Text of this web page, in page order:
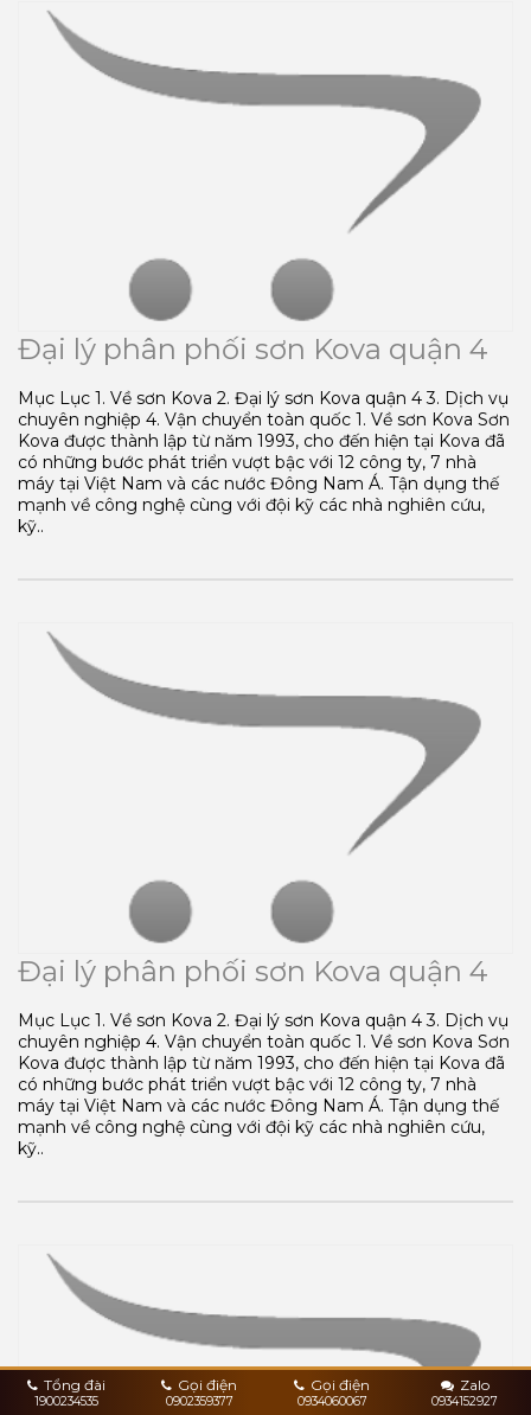
Đại lý phân phối sơn Kova quận 4
Mục Lục 1. Về sơn Kova 2. Đại lý sơn Kova quận 4 3. Dịch vụ
chuyên nghiệp 4. Vận chuyển toàn quốc 1. Về sơn Kova Sơn
Kova được thành lập từ năm 1993, cho đến hiện tại Kova đã
có những bước phát triển vượt bậc với 12 công ty, 7 nhà
máy tại Việt Nam và các nước Đông Nam Á. Tận dụng thế
mạnh về công nghệ cùng với đội kỹ các nhà nghiên cứu,
kỹ..
Đại lý phân phối sơn Kova quận 4
Mục Lục 1. Về sơn Kova 2. Đại lý sơn Kova quận 4 3. Dịch vụ
chuyên nghiệp 4. Vận chuyển toàn quốc 1. Về sơn Kova Sơn
Kova được thành lập từ năm 1993, cho đến hiện tại Kova đã
có những bước phát triển vượt bậc với 12 công ty, 7 nhà
máy tại Việt Nam và các nước Đông Nam Á. Tận dụng thế
mạnh về công nghệ cùng với đội kỹ các nhà nghiên cứu,
kỹ..
Tổng đài
1900234535
Gọi điện
0902359377
Gọi điện
0934060067
Zalo
0934152927